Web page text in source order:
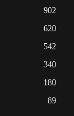
902
620
542
340
180
89